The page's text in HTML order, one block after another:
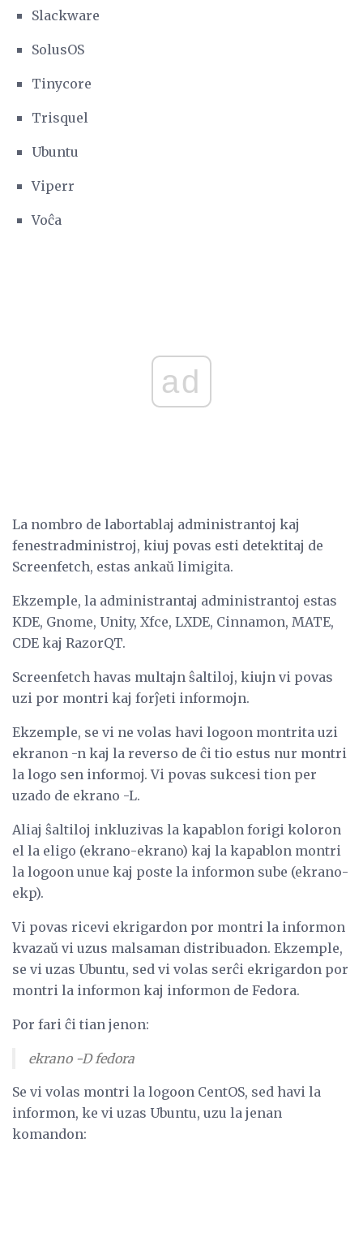
Slackware
SolusOS
Tinycore
Trisquel
Ubuntu
Viperr
Voĉa
ad
La nombro de labortablaj administrantoj kaj
fenestradministroj, kiuj povas esti detektitaj de
Screenfetch, estas ankaŭ limigita.
Ekzemple, la administrantaj administrantoj estas
KDE, Gnome, Unity, Xfce, LXDE, Cinnamon, MATE,
CDE kaj RazorQT.
Screenfetch havas multajn ŝaltiloj, kiujn vi povas
uzi por montri kaj forĵeti informojn.
Ekzemple, se vi ne volas havi logoon montrita uzi
ekranon -n kaj la reverso de ĉi tio estus nur montri
la logo sen informoj. Vi povas sukcesi tion per
uzado de ekrano -L.
Aliaj ŝaltiloj inkluzivas la kapablon forigi koloron
el la eligo (ekrano-ekrano) kaj la kapablon montri
la logoon unue kaj poste la informon sube (ekrano-
ekp).
Vi povas ricevi ekrigardon por montri la informon
kvazaŭ vi uzus malsaman distribuadon. Ekzemple,
se vi uzas Ubuntu, sed vi volas serĉi ekrigardon por
montri la informon kaj informon de Fedora.
Por fari ĉi tian jenon:
ekrano -D fedora
Se vi volas montri la logoon CentOS, sed havi la
informon, ke vi uzas Ubuntu, uzu la jenan
komandon: